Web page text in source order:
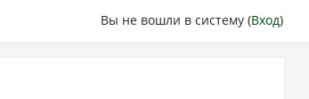
Вы не вошли в систему (Вход)